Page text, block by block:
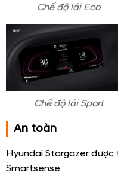
Chế độ lái Eco
Chế độ lái Sport
An toàn
Hyundai Stargazer
Smartsense